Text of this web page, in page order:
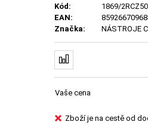
Kód:
1869/
EAN:
Značka:
NÁSTROJE
Vaše cena
Zboží je na cestě od